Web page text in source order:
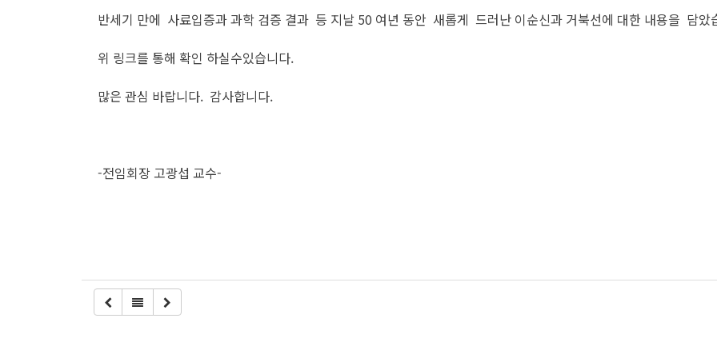
반세기 만에 사료입증과 과학 검증 결과 등 지날 50 여년 동안 새롭게 드러난 이순신과 거북선에 대한 내용을 담았
위 링크를 통해 확인 하실수있습니다.
많은 관심 바랍니다. 감사합니다.
-전임회장 고광섭 교수-​